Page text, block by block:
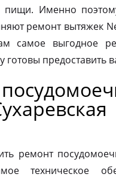
пищи. Именно
ремонт вытяжек
самое выгодное
готовы предоставить
ремонт
техническое